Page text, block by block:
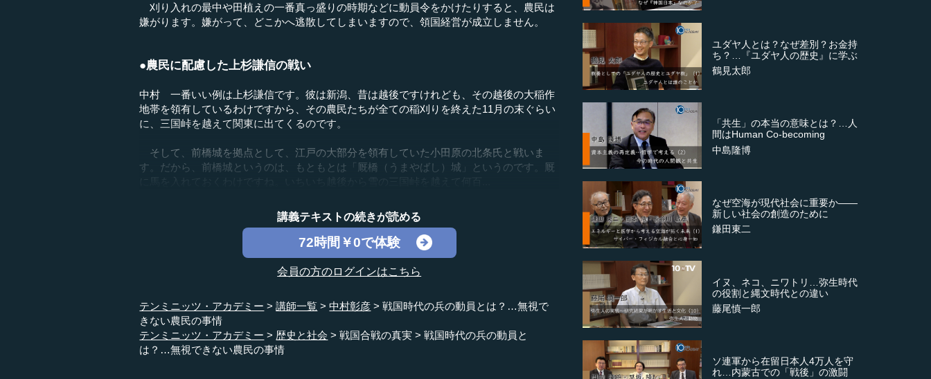
刈り入れの最中や田植えの一番真っ盛りの時期などに動員令をかけたりすると、農民は
嫌がります。嫌がって、どこかへ逃散してしまいますので、領国経営が成立しません。
●農民に配慮した上杉謙信の戦い
中村 一番いい例は上杉謙信です。彼は新潟、昔は越後ですけれども、その越後の大稲作
地帯を領有しているわけですから、その農民たちが全ての稲刈りを終えた11月の末ぐらい
に、三国峠を越えて関東に出てくるのです。
そして、前橋城を拠点として、江戸の大部分を領有していた小田原の北条氏と戦いま
す。だから、前橋城というのは、もともとは「厩橋（うまやばし）城」というのです。厩
に馬を入れておくわけですね。いちいち越後から雪の三国峠を越えて何百...
講義テキストの続きが読める
72時間￥0で体験
会員の方のログインはこちら
テンミニッツ・アカデミー 講師一覧 中村彰彦
戦国時代の兵の動員とは？…無視で
きない農民の事情
テンミニッツ・アカデミー
歴史と社会 戦国合戦の真実
戦国時代の兵の動員と
は？…無視できない農民の事情
ユダヤ人とは？なぜ差別？お金持
ち？…『ユダヤ人の歴史』に学ぶ
鶴見太郎
「共生」の本当の意味とは？…人
間はHuman Co-becoming
中島隆博
なぜ空海が現代社会に重要か――
新しい社会の創造のために
鎌田東二
イヌ、ネコ、ニワトリ…弥生時代
の役割と縄文時代との違い
藤尾慎一郎
ソ連軍から在留日本人4万人を守
れ…内蒙古での「戦後」の激闘